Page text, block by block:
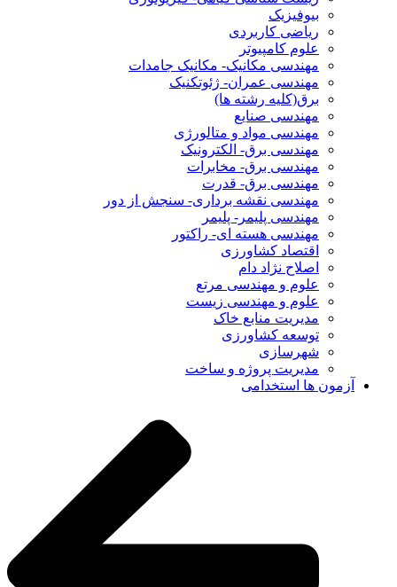
بیوفیزیک
ریاضی کاربردی
علوم کامپیوتر
مهندسی مکانیک- مکانیک جامدات
مهندسی عمران- ژئوتکنیک
برق(کلیه رشته ها)
مهندسی صنایع
مهندسی مواد و متالورژی
مهندسی برق- الکترونیک
مهندسی برق- مخابرات
مهندسی برق- قدرت
مهندسی نقشه برداری- سنجش از دور
مهندسی پلیمر- پلیمر
مهندسی هسته ای- راکتور
اقتصاد کشاورزی
اصلاح نژاد دام
علوم و مهندسی مرتع
علوم و مهندسی زیست
مدیریت منابع خاک
توسعه کشاورزی
شهرسازی
مدیریت پروژه و ساخت
آزمون ها استخدامی